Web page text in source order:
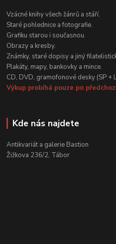
Vzácné knihy všech žánrů a stáří.
Staré pohlednice a fotografie.
Grafiku starou i současnou.
Obrazy a kresby.
Známky, staré dopisy a jiný
Plakáty, mapy, bankovky a mince.
CD, DVD, gramofonové desky (SP +
Výkup probíhá pouze po
Kde nás najdete
Antikvariát a galerie Bastion
Žižkova 236/2, Tábor